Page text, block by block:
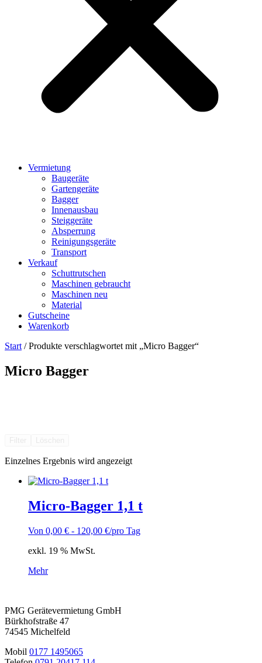
Vermietung
Baugeräte
Gartengeräte
Bagger
Innenausbau
Steiggeräte
Absperrung
Reinigungsgeräte
Transport
Verkauf
Schuttrutschen
Maschinen gebraucht
Maschinen neu
Material
Gutscheine
Warenkorb
Start / Produkte verschlagwortet mit „Micro Bagger“
Micro Bagger
Einzelnes Ergebnis wird angezeigt
Micro-Bagger 1,1 t
Von 0,00 € - 120,00 €/pro Tag
exkl. 19 % MwSt.
Mehr
PMG Gerätevermietung GmbH
Bürkhofstraße 47
74545 Michelfeld
Mobil 0177 1495065